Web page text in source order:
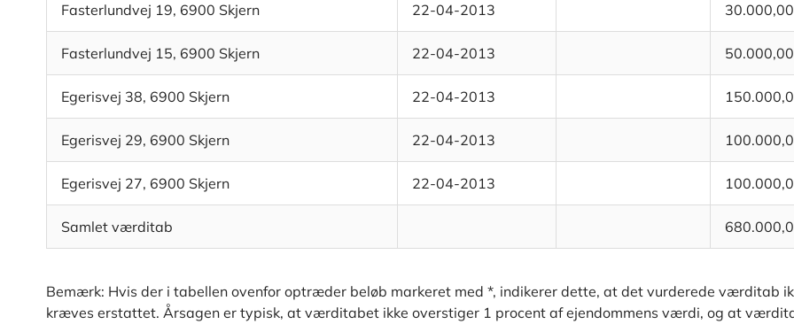
Fasterlundvej 19, 6900 Skjern 22-04-2013 30.000,00
Fasterlundvej 15, 6900 Skjern 22-04-2013 50.000,00
Egerisvej 38, 6900 Skjern 22-04-2013
Egerisvej 29, 6900 Skjern 22-04-2013
Egerisvej 27, 6900 Skjern 22-04-2013
Samlet værditab
Bemærk: Hvis der i tabellen ovenfor optræder beløb markeret med *, indikerer dette, at det vurderede værditab
kræves erstattet. Årsagen er typisk, at værditabet ikke overstiger 1 procent af ejendommens værdi, og at